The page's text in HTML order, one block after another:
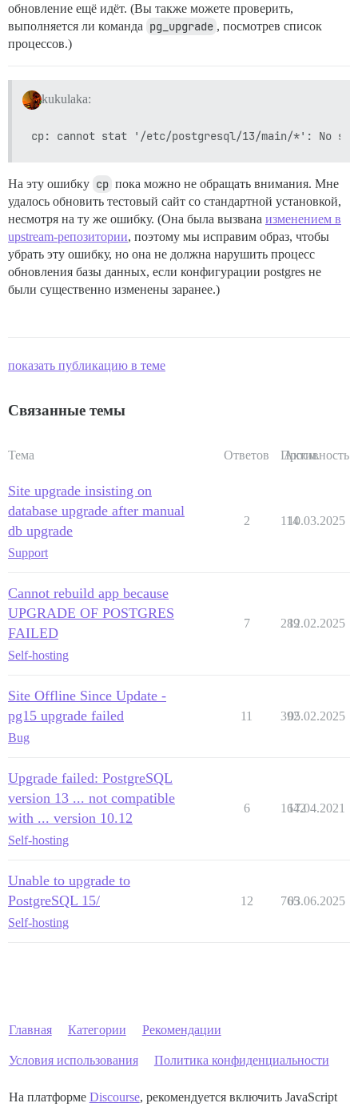
обновление ещё идёт. (Вы также можете проверить,
выполняется ли команда pg_upgrade , посмотрев список
процессов.)
kukulaka:
На эту ошибку cp пока можно не обращать внимания. Мне
удалось обновить тестовый сайт со стандартной установкой,
несмотря на ту же ошибку. (Она была вызвана изменением в
upstream-репозитории, поэтому мы исправим образ, чтобы
убрать эту ошибку, но она не должна нарушить процесс
обновления базы данных, если конфигурации postgres не
были существенно изменены заранее.)
показать публикацию в теме
Связанные темы
Тема Ответов Просм.
Активность
Site upgrade insisting on
database upgrade after manual
db upgrade
Support
2 114
10.03.2025
Cannot rebuild app because
UPGRADE OF POSTGRES
FAILED
Self-hosting
7 289
12.02.2025
Site Offline Since Update -
pg15 upgrade failed
Bug
11 392
05.02.2025
Upgrade failed: PostgreSQL
version 13 ... not compatible
with ... version 10.12
Self-hosting
6 1642
17.04.2021
Unable to upgrade to
PostgreSQL 15/
Self-hosting
12 765
03.06.2025
Главная Категории Рекомендации
Условия использования Политика конфиденциальности
На платформе Discourse, рекомендуется включить JavaScript